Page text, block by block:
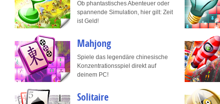
Ob phantastisches Abenteuer oder
spannende Simulation, hier gilt: Zeit
ist Geld!
Mahjong
Spiele das legendäre chinesische
Konzentrationsspiel direkt auf
deinem PC!
Solitaire